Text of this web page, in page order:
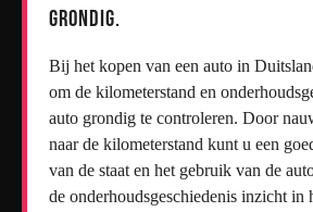
grondig.
Bij het kopen van een auto in
om de kilometerstand en
auto grondig te controleren. Door
naar de kilometerstand kunt u een
van de staat en het gebruik van de
de onderhoudsgeschiedenis inzicht in